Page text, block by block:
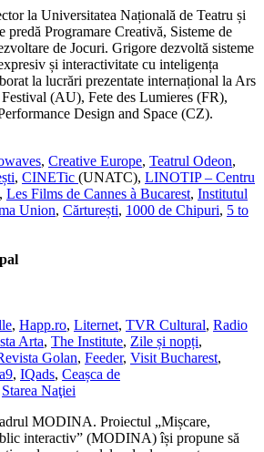
la Universitatea Națională de Teatru și
Programare Creativă, Sisteme de
de Jocuri. Grigore dezvoltă sisteme
și interactivitate cu inteligența
la lucrări prezentate internațional la Ars
(AU), Fete des Lumieres (FR),
Design and Space (CZ).
, Creative Europe, Teatrul Odeon,
, CINETic (UNATC), LINOTIP – Centru
, Les Films de Cannes à Bucarest, Institutul
Union, Cărturești, 1000 de Chipuri, 5 to
, Happ.ro, Liternet, TVR Cultural, Radio
Arta, The Institute, Zile și nopți,
Golan, Feeder, Visit Bucharest,
, IQads, Ceașca de
Starea Naţiei
MODINA. Proiectul „Mișcare,
interactiv” (MODINA) își propune să